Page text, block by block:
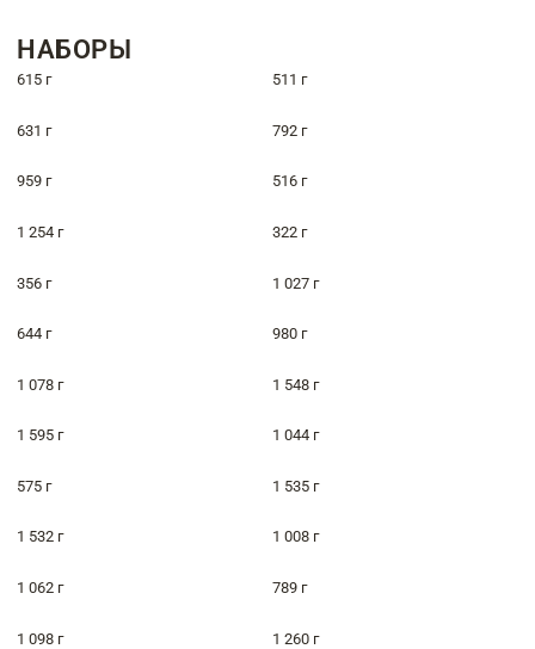
НАБОРЫ
615 г 511 г
631 г 792 г
959 г 516 г
1 254 г 322 г
356 г 1 027 г
644 г 980 г
1 078 г 1 548 г
1 595 г 1 044 г
575 г 1 535 г
1 532 г 1 008 г
1 062 г 789 г
1 098 г 1 260 г